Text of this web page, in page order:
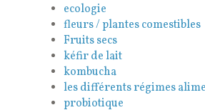
ecologie
fleurs / plantes comestibles
Fruits secs
kéfir de lait
kombucha
les différents régimes
probiotique